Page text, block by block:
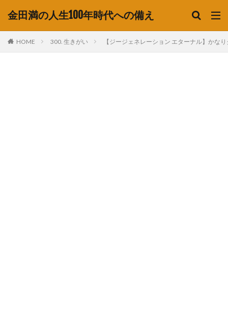
金田満の人生100年時代への備え
HOME 300. 生きがい 【ジージェネレーション エターナル】かな